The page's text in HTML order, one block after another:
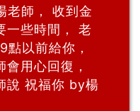
老師， 收到金
一些時間， 老
點以前給你，
用心回復，
說 祝福你 by楊